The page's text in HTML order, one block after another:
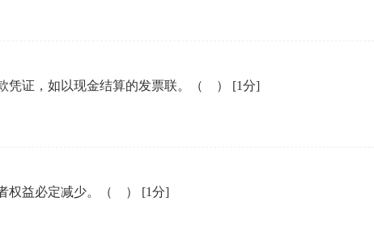
凭证，如以现金结算的发票联。（ ） [1分]
权益必定减少。（ ） [1分]